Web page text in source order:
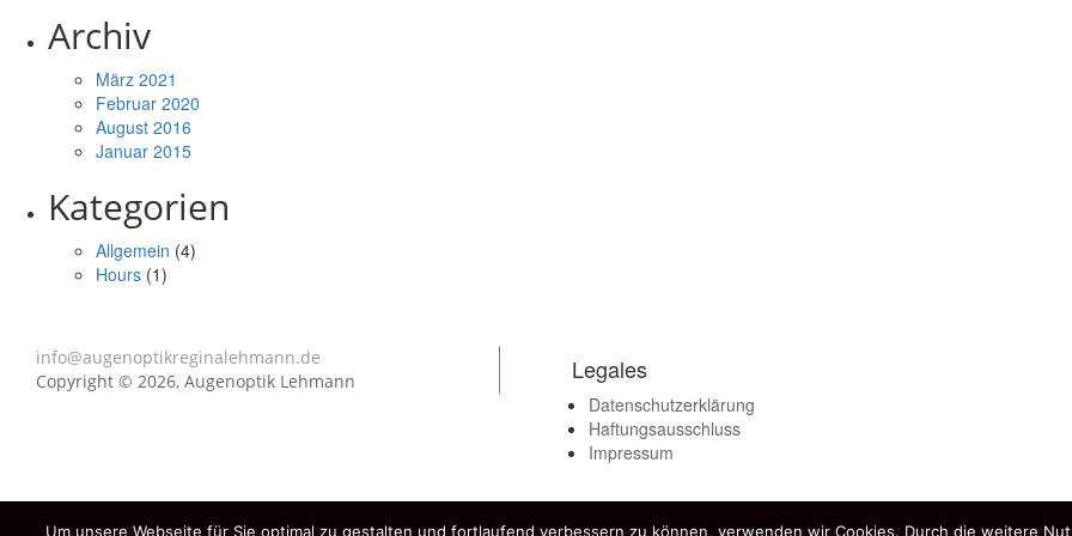
Archiv
März 2021
Februar 2020
August 2016
Januar 2015
Kategorien
Allgemein (4)
Hours (1)
info@augenoptikreginalehmann.de
Copyright © 2026, Augenoptik Lehmann
Legales
Datenschutzerklärung
Haftungsausschluss
Impressum
Um unsere Webseite für Sie optimal zu gestalten und fortlaufend verbessern zu können, verwenden wir Cookies. Durch die weitere